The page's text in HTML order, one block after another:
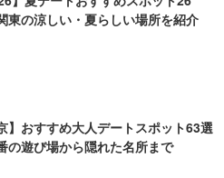
東の涼しい・夏らしい場所を紹介
】おすすめ大人デートスポット63選
の遊び場から隠れた名所まで